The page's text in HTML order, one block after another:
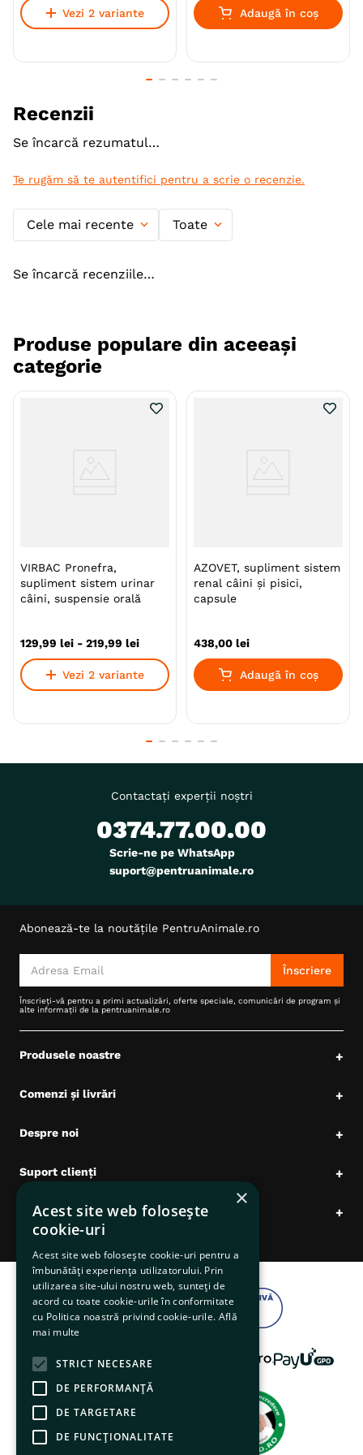
accesibilitate, fără efecte secundare, fiind potrivit
Caini Pisici
Talie
Varsta
Adult (Sterilizat)
Senior
Indicatii Speciale Sistem Renal
Forma farmaceutica Pasta Orala
Ambalaj
Vezi 2 variante Adaugă în coș
Recenzii
Se încarcă rezumatul…
Te rugăm să te autentifici pentru a scrie o recenzie.
Cele mai recente Toate
Se încarcă recenziile…
Produse populare din aceeași
categorie
VIRBAC Pronefra,
supliment sistem urinar
câini, suspensie orală
129,99 lei - 219,99 lei
Vezi 2 variante
AZOVET, supliment sistem
renal câini și pisici,
capsule
438,00 lei
Adaugă în coș
Contactați experții noștri
0374.77.00.00
Scrie-ne pe WhatsApp
suport@pentruanimale.ro
Abonează-te la noutățile PentruAnimale.ro
Înscriere
Înscrieți-vă pentru a primi actualizări, oferte speciale, comunicări de program și
alte informații de la pentruanimale.ro
Produsele noastre +
Comenzi și livrări +
Despre noi +
Suport clienți +
Date comerciale +
×
Acest site web folosește
cookie-uri
Acest site web folosește cookie-uri pentru a
îmbunătăți experiența utilizatorului. Prin
utilizarea site-ului nostru web, sunteți de
acord cu toate cookie-urile în conformitate
cu Politica noastră privind cookie-urile. Află
mai multe
STRICT NECESARE
DE PERFORMANȚĂ
DE TARGETARE
DE FUNCŢIONALITATE